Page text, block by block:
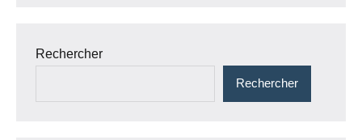
Rechercher
Rechercher